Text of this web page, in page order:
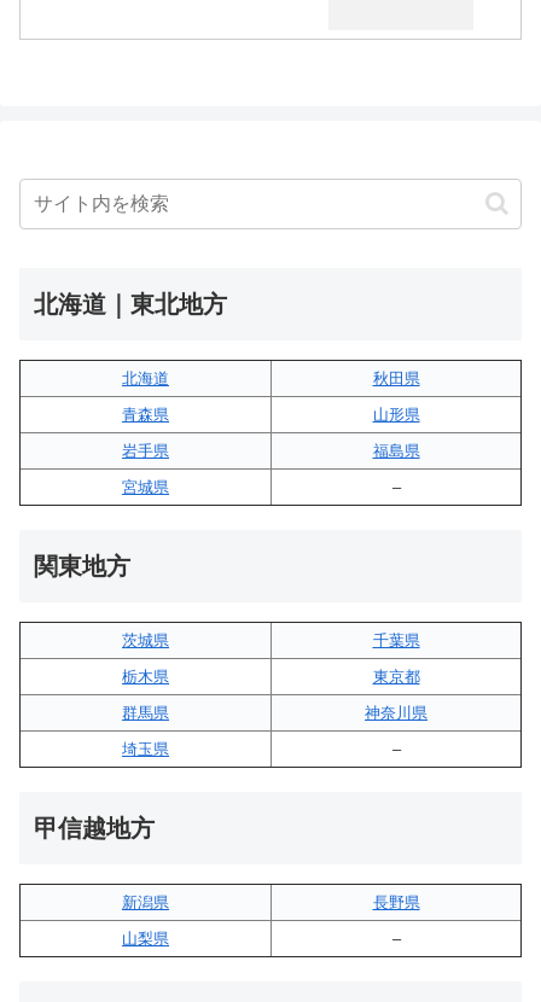
北海道｜東北地方
北海道
秋田県
青森県
山形県
岩手県
福島県
宮城県
–
関東地方
茨城県
千葉県
栃木県
東京都
群馬県
神奈川県
埼玉県
–
甲信越地方
新潟県
長野県
山梨県
–